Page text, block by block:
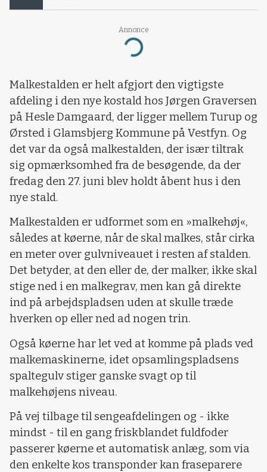
Annonce
Loading...
Malkestalden er helt afgjort den vigtigste
afdeling i den nye kostald hos Jørgen Graversen
på Hesle Damgaard, der ligger mellem Turup og
Ørsted i Glamsbjerg Kommune på Vestfyn. Og
det var da også malkestalden, der især tiltrak
sig opmærksomhed fra de besøgende, da der
fredag den 27. juni blev holdt åbent hus i den
nye stald.
Malkestalden er udformet som en »malkehøj«,
således at køerne, når de skal malkes, står cirka
en meter over gulvniveauet i resten af stalden.
Det betyder, at den eller de, der malker, ikke skal
stige ned i en malkegrav, men kan gå direkte
ind på arbejdspladsen uden at skulle træde
hverken op eller ned ad nogen trin.
Også køerne har let ved at komme på plads ved
malkemaskinerne, idet opsamlingspladsens
spaltegulv stiger ganske svagt op til
malkehøjens niveau.
På vej tilbage til sengeafdelingen og - ikke
mindst - til en gang friskblandet fuldfoder
passerer køerne et automatisk anlæg, som via
den enkelte kos transponder kan fraseparere